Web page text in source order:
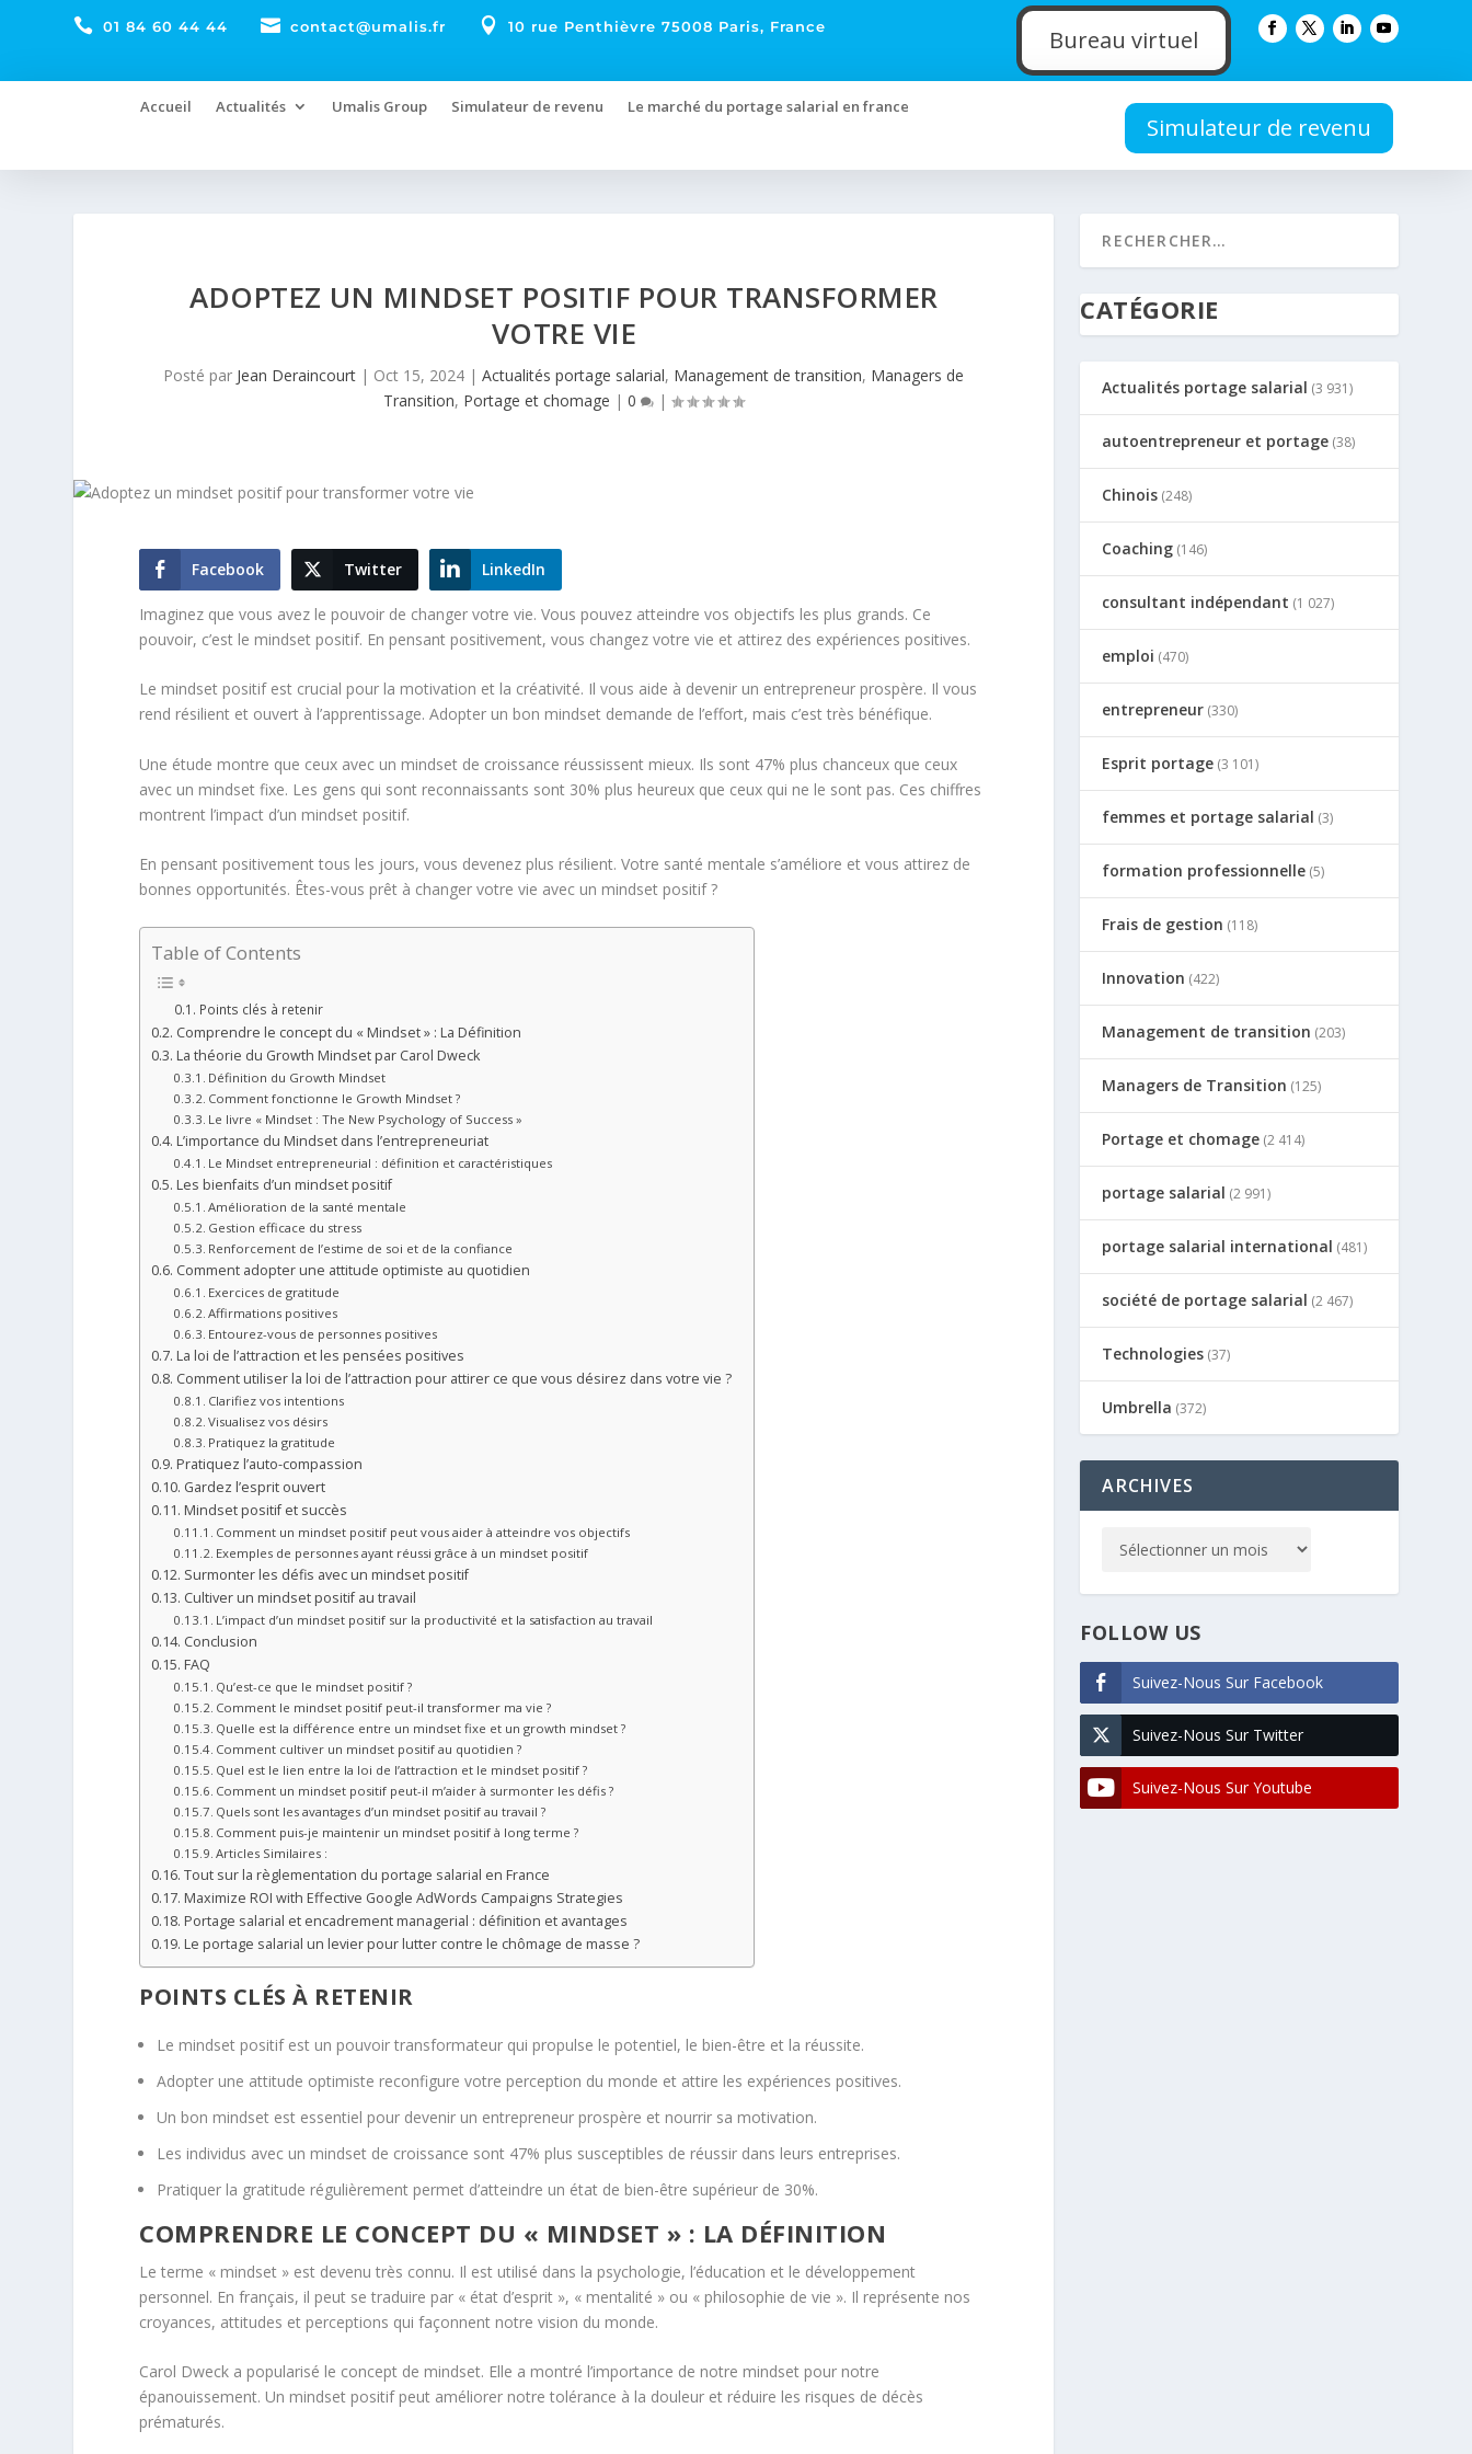
 01 84 60 44 44  contact@umalis.fr  10 rue Penthièvre 75008 Paris, France Bureau virtuel
Accueil Actualités Umalis Group Simulateur de revenu Le marché du portage salarial en france
Simulateur de revenu
ADOPTEZ UN MINDSET POSITIF POUR TRANSFORMER
VOTRE VIE
Posté par Jean Deraincourt | Oct 15, 2024 |Actualités portage salarial, Management de transition, Managers de
Transition, Portage et chomage |0 |
Facebook Twitter LinkedIn
Imaginez que vous avez le pouvoir de changer votre vie. Vous pouvez atteindre vos objectifs les plus grands. Ce
pouvoir, c’est le mindset positif. En pensant positivement, vous changez votre vie et attirez des expériences positives.
Le mindset positifest crucial pour la motivation et la créativité. Il vous aide à devenir un entrepreneur prospère. Il vous
rend résilient et ouvert à l’apprentissage. Adopter un bon mindset demande de l’effort, mais c’est très bénéfique.
Une étude montre que ceux avec un mindset de croissance réussissent mieux. Ils sont 47% plus chanceux que ceux
avec un mindset fixe. Les gens qui sont reconnaissants sont 30% plus heureux que ceux qui ne le sont pas. Ces chiffres
montrent l’impact d’un mindset positif.
En pensant positivement tous les jours, vous devenez plus résilient. Votre santé mentale s’améliore et vous attirez de
bonnes opportunités. Êtes-vous prêt à changer votre vie avec un mindset positif ?
Table of Contents
Points clés à retenir
Comprendre le concept du « Mindset » : La Définition
La théorie du Growth Mindset par Carol Dweck
Définition du Growth Mindset
Comment fonctionne le Growth Mindset ?
Le livre « Mindset : The New Psychology of Success »
L’importance du Mindset dans l’entrepreneuriat
Le Mindset entrepreneurial : définition et caractéristiques
Les bienfaits d’un mindset positif
Amélioration de la santé mentale
Gestion efficace du stress
Renforcement de l’estime de soi et de la confiance
Comment adopter une attitude optimiste au quotidien
Exercices de gratitude
Affirmations positives
Entourez-vous de personnes positives
La loi de l’attraction et les pensées positives
Comment utiliser la loi de l’attraction pour attirer ce que vous désirez dans votre vie ?
Clarifiez vos intentions
Visualisez vos désirs
Pratiquez la gratitude
Pratiquez l’auto-compassion
Gardez l’esprit ouvert
Mindset positif et succès
Comment un mindset positif peut vous aider à atteindre vos objectifs
Exemples de personnes ayant réussi grâce à un mindset positif
Surmonter les défis avec un mindset positif
Cultiver un mindset positif au travail
L’impact d’un mindset positif sur la productivité et la satisfaction au travail
Conclusion
FAQ
Qu’est-ce que le mindset positif ?
Comment le mindset positif peut-il transformer ma vie ?
Quelle est la différence entre un mindset fixe et un growth mindset ?
Comment cultiver un mindset positif au quotidien ?
Quel est le lien entre la loi de l’attraction et le mindset positif ?
Comment un mindset positif peut-il m’aider à surmonter les défis ?
Quels sont les avantages d’un mindset positif au travail ?
Comment puis-je maintenir un mindset positif à long terme ?
Articles Similaires :
Tout sur la règlementation du portage salarial en France
Maximize ROI with Effective Google AdWords Campaigns Strategies
Portage salarial et encadrement managerial : définition et avantages
Le portage salarial un levier pour lutter contre le chômage de masse ?
POINTS CLÉS À RETENIR
Le mindset positif est un pouvoir transformateur qui propulse le potentiel, le bien-être et la réussite.
Adopter une attitude optimiste reconfigure votre perception du monde et attire les expériences positives.
Un bon mindset est essentiel pour devenir un entrepreneur prospère et nourrir sa motivation.
Les individus avec un mindset de croissance sont 47% plus susceptibles de réussir dans leurs entreprises.
Pratiquer la gratitude régulièrement permet d’atteindre un état de bien-être supérieur de 30%.
COMPRENDRE LE CONCEPT DU « MINDSET » : LA DÉFINITION
Le terme « mindset » est devenu très connu. Il est utilisé dans la psychologie, l’éducation et le développement
personnel. En français, il peut se traduire par « état d’esprit », « mentalité » ou « philosophie de vie ». Il représente nos
croyances, attitudes et perceptions qui façonnent notre vision du monde.
Carol Dweck a popularisé le concept de mindset. Elle a montré l’importance de notre mindset pour notre
épanouissement. Un mindset positif peut améliorer notre tolérance à la douleur et réduire les risques de décès
prématurés.
CATÉGORIE
Actualités portage salarial (3 931)
autoentrepreneur et portage (38)
Chinois (248)
Coaching (146)
consultant indépendant (1 027)
emploi (470)
entrepreneur (330)
Esprit portage (3 101)
femmes et portage salarial (3)
formation professionnelle (5)
Frais de gestion (118)
Innovation (422)
Management de transition (203)
Managers de Transition (125)
Portage et chomage (2 414)
portage salarial (2 991)
portage salarial international (481)
société de portage salarial (2 467)
Technologies (37)
Umbrella (372)
ARCHIVES
FOLLOW US
Suivez-Nous Sur Facebook
Suivez-Nous Sur Twitter
Suivez-Nous Sur Youtube